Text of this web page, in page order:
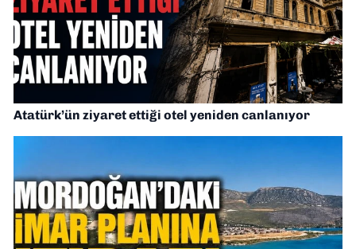
Atatürk’ün ziyaret ettiği otel yeniden canlanıyor